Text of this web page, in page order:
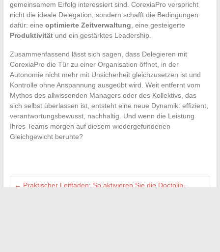
gemeinsamem Erfolg interessiert sind. CorexiaPro verspricht
nicht die ideale Delegation, sondern schafft die Bedingungen
dafür: eine optimierte Zeitverwaltung , eine gesteigerte
Produktivitätund ein gestärktes Leadership.
Zusammenfassend lässt sich sagen, dass Delegieren mit
CorexiaPro die Tür zu einer Organisation öffnet, in der
Autonomie nicht mehr mit Unsicherheit gleichzusetzen ist und
Kontrolle ohne Anspannung ausgeübt wird. Weit entfernt vom
Mythos des allwissenden Managers oder des Kollektivs, das
sich selbst überlassen ist, entsteht eine neue Dynamik: effizient,
verantwortungsbewusst, nachhaltig. Und wenn die Leistung
Ihres Teams morgen auf diesem wiedergefundenen
Gleichgewicht beruhte?
← Praktischer Leitfaden: So aktivieren Sie die Doctolib-